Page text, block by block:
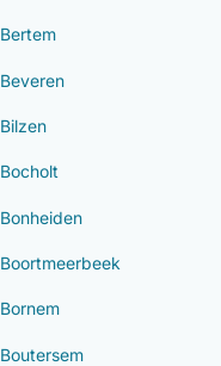
Bertem
Beveren
Bilzen
Bocholt
Bonheiden
Boortmeerbeek
Bornem
Boutersem